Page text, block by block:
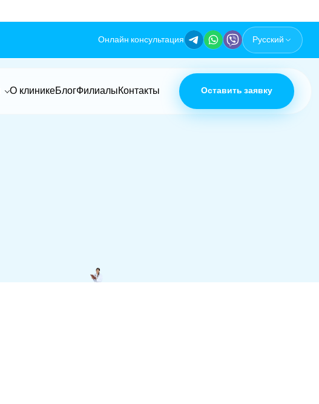
Онлайн консультация Русский
О клиникеБлогФилиалыКонтакты Оставить заявку